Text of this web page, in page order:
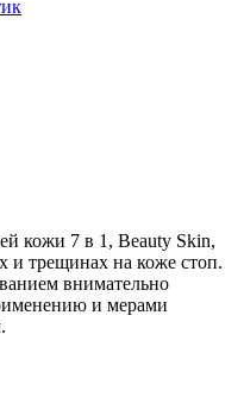
кожи 7 в 1, Beauty Skin,
и трещинах на коже стоп.
внимательно
и мерами